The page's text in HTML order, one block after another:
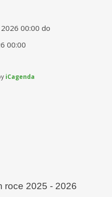
roce 2025 - 2026
00:00 do
00:00
iCagenda